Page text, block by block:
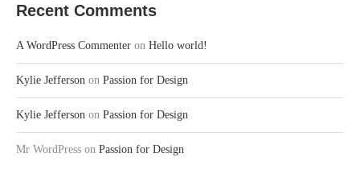
Recent Comments
A WordPress Commenter on Hello world!
Kylie Jefferson on Passion for Design
Kylie Jefferson on Passion for Design
Mr WordPress on Passion for Design